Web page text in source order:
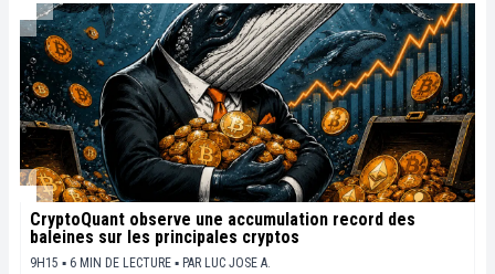
CryptoQuant observe une accumulation record des
baleines sur les principales cryptos
9H15 ▪ 6 MIN DE LECTURE ▪ PAR LUC JOSE A.